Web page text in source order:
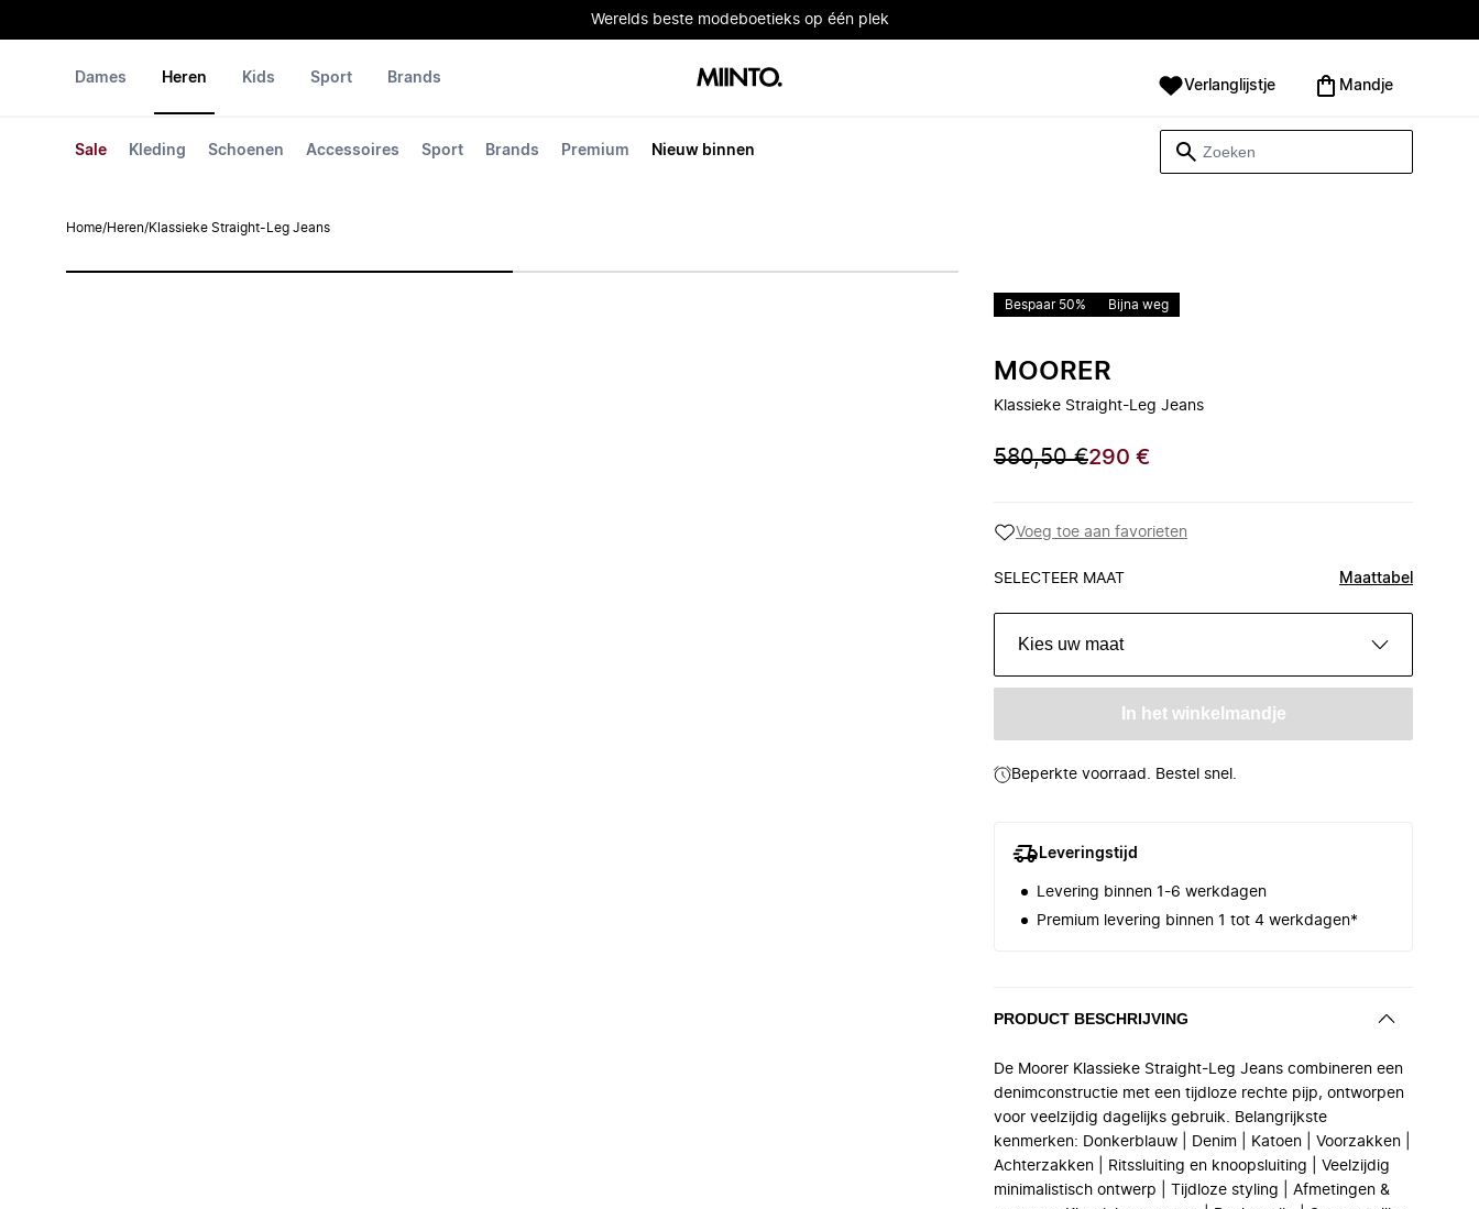
Werelds beste modeboetieks op één plek
Dames Heren
Sale Kleding Schoenen Accessoires Sport Brands Premium Nieuw binnen
Kids Sport Brands Verlanglijstje Mandje
Home/Heren/Klassieke Straight-Leg Jeans
Bespaar 50% Bijna weg
MOORER
Klassieke Straight-Leg Jeans
580,50 €290 €
Voeg toe aan favorieten
SELECTEER MAAT Maattabel
Kies uw maat
In het winkelmandje
Beperkte voorraad. Bestel snel.
Leveringstijd
Levering binnen 1-6 werkdagen
Premium levering binnen 1 tot 4 werkdagen*
PRODUCT BESCHRIJVING
De Moorer Klassieke Straight-Leg Jeans combineren een
denimconstructie met een tijdloze rechte pijp, ontworpen
voor veelzijdig dagelijks gebruik. Belangrijkste
kenmerken: Donkerblauw | Denim | Katoen | Voorzakken |
Achterzakken | Ritssluiting en knoopsluiting | Veelzijdig
minimalistisch ontwerp | Tijdloze styling | Afmetingen &